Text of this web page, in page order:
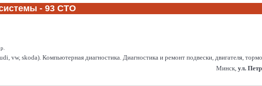
- 93 СТО
vw, skoda). Компьютерная диагностика. Диагностика и ремонт подвески, двигателя,
Минск, ул.